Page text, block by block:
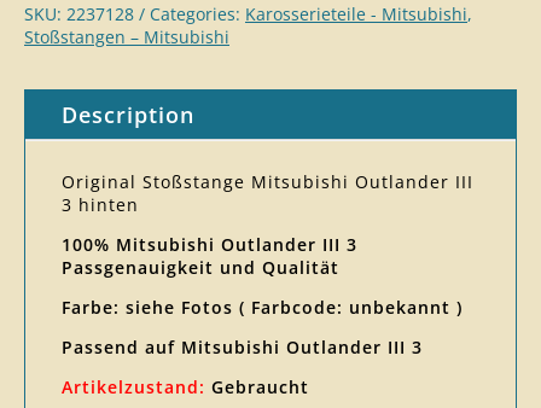
SKU: 2237128 Categories: Karosserieteile - Mitsubishi,
Stoßstangen – Mitsubishi
Description
Original Stoßstange Mitsubishi Outlander III
3 hinten
100% Mitsubishi Outlander III 3
Passgenauigkeit und Qualität
Farbe: siehe Fotos ( Farbcode: unbekannt )
Passend auf Mitsubishi Outlander III 3
Artikelzustand: Gebraucht